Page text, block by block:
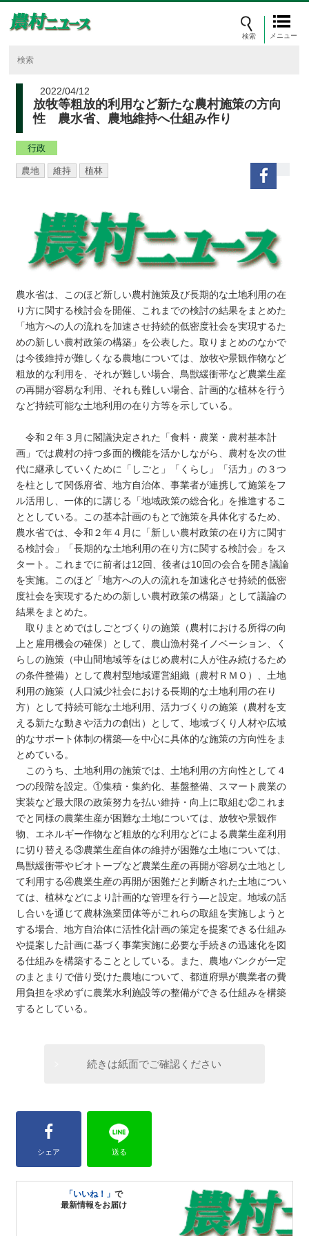
メニュー
2022/04/12
放牧等粗放的利用など新たな農村施策の方向
性 農水省、農地維持へ仕組み作り
行政
農地 維持 植林
農水省は、このほど新しい農村施策及び長期的な土地利用の在
り方に関する検討会を開催、これまでの検討の結果をまとめた
「地方への人の流れを加速させ持続的低密度社会を実現するた
めの新しい農村政策の構築」を公表した。取りまとめのなかで
は今後維持が難しくなる農地については、放牧や景観作物など
粗放的な利用を、それが難しい場合、鳥獣緩衝帯など農業生産
の再開が容易な利用、それも難しい場合、計画的な植林を行う
など持続可能な土地利用の在り方等を示している。
令和２年３月に閣議決定された「食料・農業・農村基本計
画」では農村の持つ多面的機能を活かしながら、農村を次の世
代に継承していくために「しごと」「くらし」「活力」の３つ
を柱として関係府省、地方自治体、事業者が連携して施策をフ
ル活用し、一体的に講じる「地域政策の総合化」を推進するこ
ととしている。この基本計画のもとで施策を具体化するため、
農水省では、令和２年４月に「新しい農村政策の在り方に関す
る検討会」「長期的な土地利用の在り方に関する検討会」をス
タート。これまでに前者は12回、後者は10回の会合を開き議論
を実施。このほど「地方への人の流れを加速化させ持続的低密
度社会を実現するための新しい農村政策の構築」として議論の
結果をまとめた。
取りまとめではしごとづくりの施策（農村における所得の向
上と雇用機会の確保）として、農山漁村発イノベーション、く
らしの施策（中山間地域等をはじめ農村に人が住み続けるため
の条件整備）として農村型地域運営組織（農村ＲＭＯ）、土地
利用の施策（人口減少社会における長期的な土地利用の在り
方）として持続可能な土地利用、活力づくりの施策（農村を支
える新たな動きや活力の創出）として、地域づくり人材や広域
的なサポート体制の構築―を中心に具体的な施策の方向性をま
とめている。
このうち、土地利用の施策では、土地利用の方向性として４
つの段階を設定。①集積・集約化、基盤整備、スマート農業の
実装など最大限の政策努力を払い維持・向上に取組む②これま
でと同様の農業生産が困難な土地については、放牧や景観作
物、エネルギー作物など粗放的な利用などによる農業生産利用
に切り替える③農業生産自体の維持が困難な土地については、
鳥獣緩衝帯やビオトープなど農業生産の再開が容易な土地とし
て利用する④農業生産の再開が困難だと判断された土地につい
ては、植林などにより計画的な管理を行う―と設定。地域の話
し合いを通じて農林漁業団体等がこれらの取組を実施しようと
する場合、地方自治体に活性化計画の策定を提案できる仕組み
や提案した計画に基づく事業実施に必要な手続きの迅速化を図
る仕組みを構築することとしている。また、農地バンクが一定
のまとまりで借り受けた農地について、都道府県が農業者の費
用負担を求めずに農業水利施設等の整備ができる仕組みを構築
するとしている。
続きは紙面でご確認ください
シェア 送る
「いいね！」で
最新情報をお届け